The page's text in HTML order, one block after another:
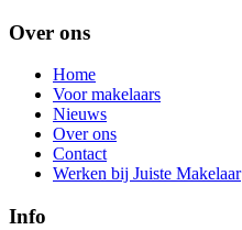
Over ons
Home
Voor makelaars
Nieuws
Over ons
Contact
Werken bij Juiste Makelaar
Info